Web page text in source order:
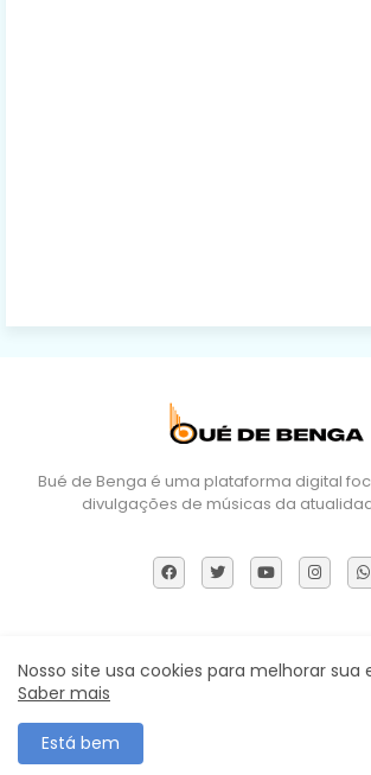
Bué de Benga é uma plataforma digital
divulgações de músicas da
Sobre Nós DMCA Termos e Políticas
Nosso site usa cookies para melhorar sua
Saber mais
Está bem